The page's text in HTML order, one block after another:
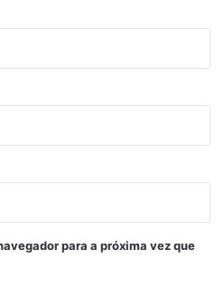
para a próxima vez que